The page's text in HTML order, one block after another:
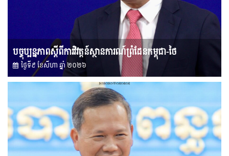
បច្ចុប្បន្នភាពស្ដីពីការវិវត្តន៍ស្ថានការណ៍ព្រំដែនកម្ពុជា-ថៃ
ថ្ងៃទី៩ ខែ​សីហា ឆ្នាំ ២០២៦